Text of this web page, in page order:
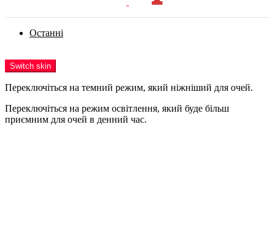
Останні
Switch skin
Переключіться на темний режим, який ніжніший для очей.
Переключіться на режим освітлення, який буде більш
приємним для очей в денний час.